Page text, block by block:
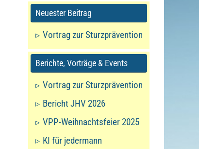
Neuester Beitrag
Vortrag zur Sturzprävention
Berichte, Vorträge & Events
Vortrag zur Sturzprävention
Bericht JHV 2026
VPP-Weihnachtsfeier 2025
KI für jedermann